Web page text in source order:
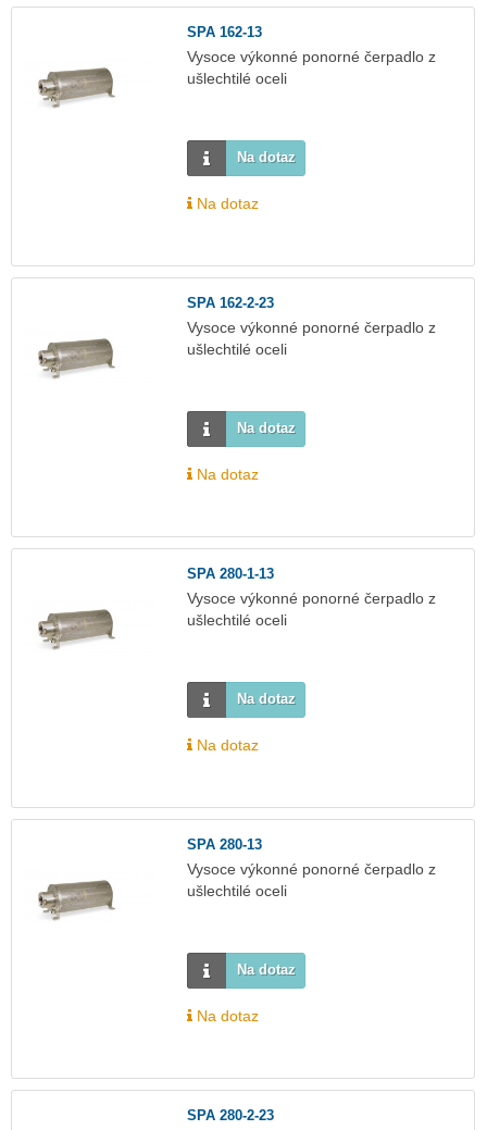
SPA 162-13
Vysoce výkonné ponorné čerpadlo z
ušlechtilé oceli
Na dotaz
Na dotaz
SPA 162-2-23
Vysoce výkonné ponorné čerpadlo z
ušlechtilé oceli
Na dotaz
Na dotaz
SPA 280-1-13
Vysoce výkonné ponorné čerpadlo z
ušlechtilé oceli
Na dotaz
Na dotaz
SPA 280-13
Vysoce výkonné ponorné čerpadlo z
ušlechtilé oceli
Na dotaz
Na dotaz
SPA 280-2-23